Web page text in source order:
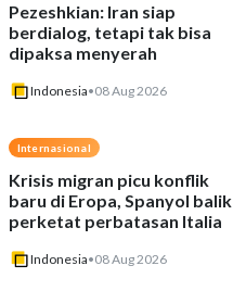
Pezeshkian: Iran siap
berdialog, tetapi tak bisa
dipaksa menyerah
Indonesia•08 Aug 2026
Internasional
Krisis migran picu konflik
baru di Eropa, Spanyol balik
perketat perbatasan Italia
Indonesia•08 Aug 2026